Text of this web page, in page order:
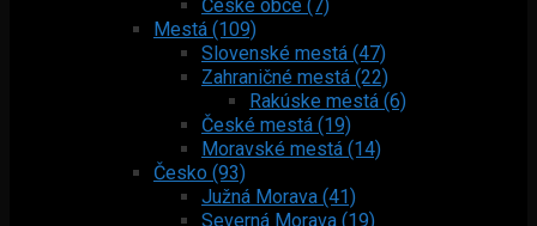
České obce (7)
Mestá (109)
Slovenské mestá (47)
Zahraničné mestá (22)
Rakúske mestá (6)
České mestá (19)
Moravské mestá (14)
Česko (93)
Južná Morava (41)
Severná Morava (19)